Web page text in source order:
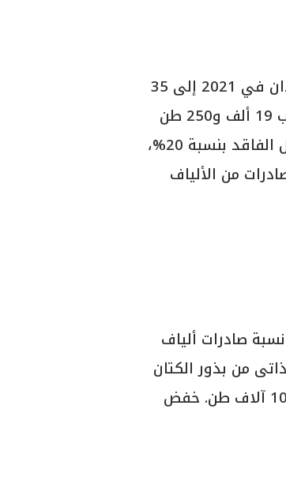
وتهدف الخطة الموضوعة العمل على زيادة حجم إنتاج الكتان من 30 ألف فدان في 2021 إلى 35
ألف فدان في 2025، ورفع الإنتاج الكلي إلى 26 ألف و250 طن ألياف، بجانب 19 ألف و250 طن
بذرة في 2025، كما سيتم زيادة المساحة لـ 40 ألف فدان في 2030، وتقليل الفاقد بنسبة 20%،
إلى 75%، وزيادة الصادرات من الألياف
صادرات ألياف
نسبة الاكتفاء الذاتى من بذور الكتان
بنسبة 75% وخفض كمية بذور الكتان المستوردة بغرض العصير إلى حوالى 10 آلاف طن. خفض